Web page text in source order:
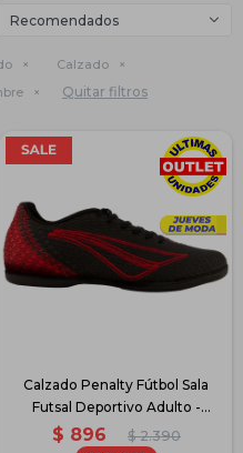
Recomendados
Calzado
Quitar filtros
Calzado Penalty Fútbol Sala
Futsal Deportivo Adulto -
Negro
$ 896 $ 2.390